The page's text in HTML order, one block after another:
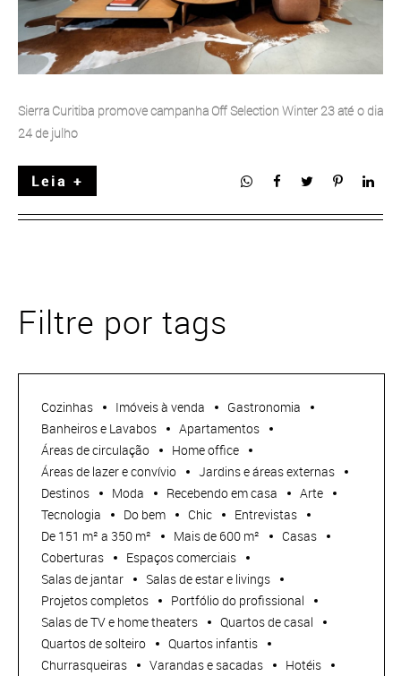
Sierra Curitiba promove campanha Off Selection Winter 23 até o dia
24 de julho
Leia +
Filtre por tags
Cozinhas Imóveis à venda
Gastronomia
Banheiros e Lavabos
Apartamentos
Áreas de circulação
Home office
Áreas de lazer e convívio
Jardins e áreas externas
Destinos
Moda Recebendo em casa
Arte
Tecnologia
Do bem Chic
Entrevistas
De 151 m² a 350 m²
Mais de 600 m²
Casas
Coberturas
Espaços comerciais
Salas de jantar
Salas de estar e livings
Projetos completos
Portfólio do profissional
Salas de TV e home theaters
Quartos de casal
Quartos de solteiro
Quartos infantis
Churrasqueiras
Varandas e sacadas
Hotéis